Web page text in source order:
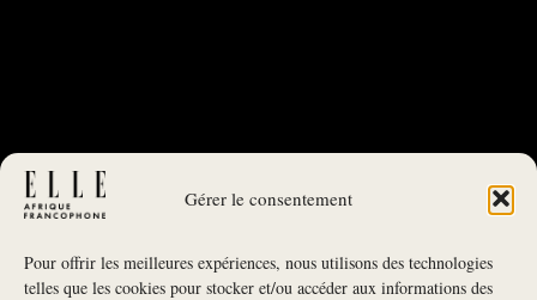
Gérer le consentement
Pour offrir les meilleures expériences, nous utilisons des technologies
telles que les cookies pour stocker et/ou accéder aux informations des